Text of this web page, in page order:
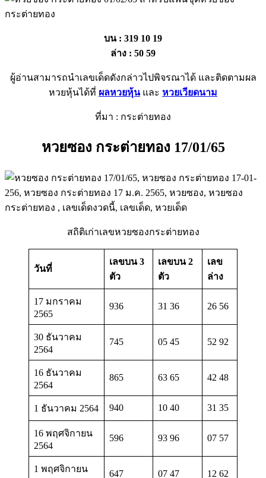
บน : 319 10 19
ล่าง : 50 59
ผู้อ่านสามารถนำเลขเด็ดดังกล่าวไปพิจรณาได้ และติดตามผล
หวยหุ้นได้ที่ ผลหวยหุ้นและ หวยเวียดนาม
ที่มา : กระต่ายทอง
หวยซอง กระต่ายทอง 17/01/65
สถิติเก่าเลขหวยซองกระต่ายทอง
วันที่
เลขบน 3
ตัว
เลขบน 2
ตัว
เลข
ล่าง
17 มกราคม
2565
936 31 36 26 56
30 ธันวาคม
2564
745 05 45 52 92
16 ธันวาคม
2564
865 63 65 42 48
1 ธันวาคม 2564 940 10 40 31 35
16 พฤศจิกายน
2564
596 93 96 07 57
1 พฤศจิกายน
647 07 47 12 62